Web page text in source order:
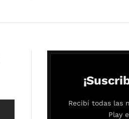
Recibí todas las
Play